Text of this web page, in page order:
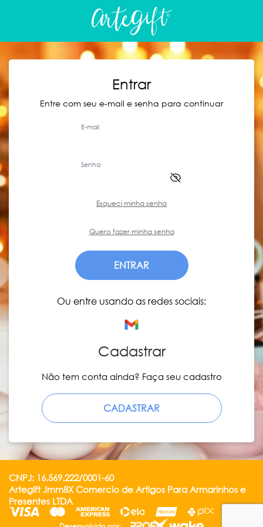
Entrar
Entre com seu e-mail e senha para continuar
E-mail
Senha
Esqueci minha senha
Quero fazer minha senha
ENTRAR
Ou entre usando as redes sociais:
Cadastrar
Não tem conta ainda? Faça seu cadastro
CADASTRAR
CNPJ: 16.569.222/0001-60
Artegift Jmm8X Comercio de Artigos Para Armarinhos e
Presentes LTDA